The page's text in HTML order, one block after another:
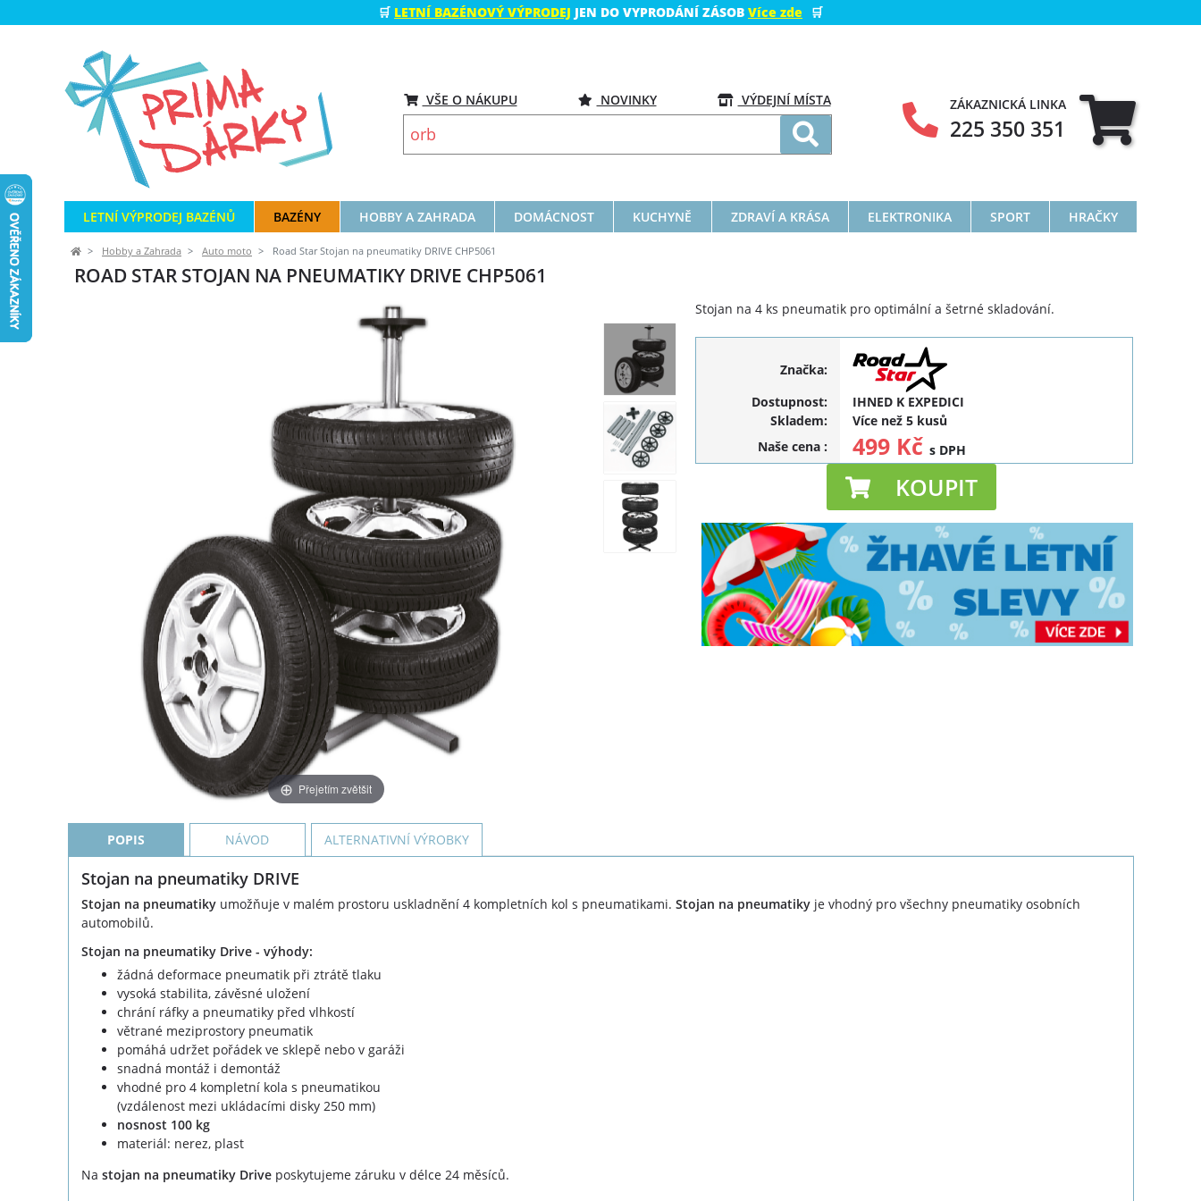
🛒 LETNÍ BAZÉNOVÝ VÝPRODEJ JEN DO VYPRODÁNÍ ZÁSOB Více zde 🛒
VŠE O NÁKUPU NOVINKY VÝDEJNÍ MÍSTA ZÁKAZNICKÁ LINKA
225 350 351
LETNÍ VÝPRODEJ BAZÉNŮ BAZÉNY HOBBY A ZAHRADA DOMÁCNOST KUCHYNĚ ZDRAVÍ A KRÁSA ELEKTRONIKA SPORT HRAČKY
Hobby a Zahrada Auto moto Road Star Stojan na pneumatiky DRIVE CHP5061
ROAD STAR STOJAN NA PNEUMATIKY DRIVE CHP5061
Přejetím zvětšit
Stojan na 4 ks pneumatik pro optimální a šetrné skladování.
Značka:
Dostupnost:
IHNED K EXPEDICI
Skladem:
Více než 5 kusů
Naše cena: 499 Kčs DPH
KOUPIT
POPIS NÁVOD ALTERNATIVNÍ VÝROBKY
Stojan na pneumatiky DRIVE
Stojan na pneumatiky umožňuje v malém prostoru uskladnění 4 kompletních kol s pneumatikami. Stojan na pneumatikyje vhodný pro všechny pneumatiky osobních
automobilů.
Stojan na pneumatiky Drive - výhody:
žádná deformace pneumatik při ztrátě tlaku
vysoká stabilita, závěsné uložení
chrání ráfky a pneumatiky před vlhkostí
větrané meziprostory pneumatik
pomáhá udržet pořádek ve sklepě nebo v garáži
snadná montáž i demontáž
vhodné pro 4 kompletní kola s pneumatikou
(vzdálenost mezi ukládacími disky 250 mm)
nosnost 100 kg
materiál: nerez, plast
Na stojan na pneumatiky Driveposkytujeme záruku v délce 24 měsíců.